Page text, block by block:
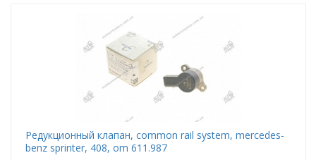
Редукционный клапан, common rail system, mercedes-
benz sprinter, 408, om 611.987